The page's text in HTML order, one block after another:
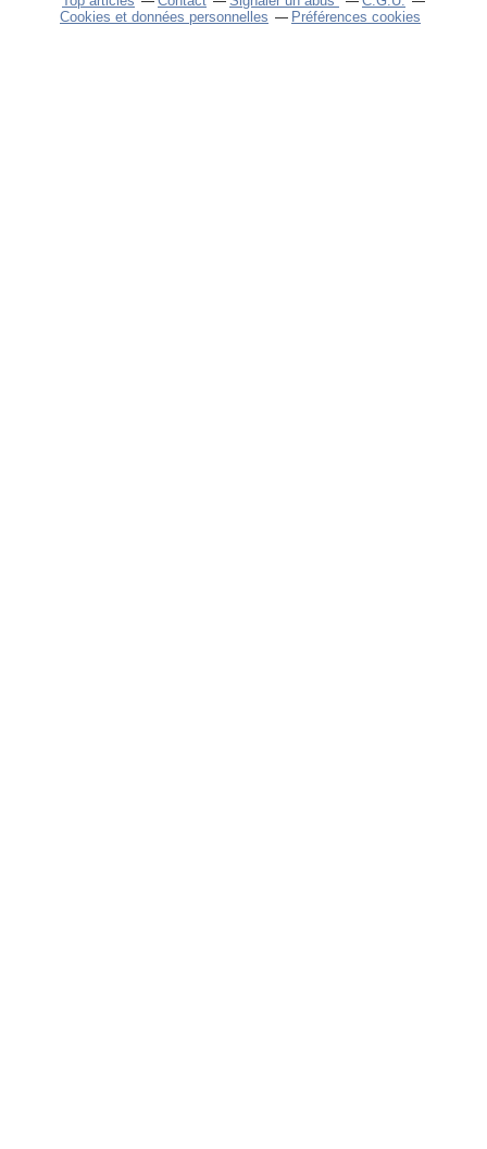
Cookies et données personnelles
Préférences cookies